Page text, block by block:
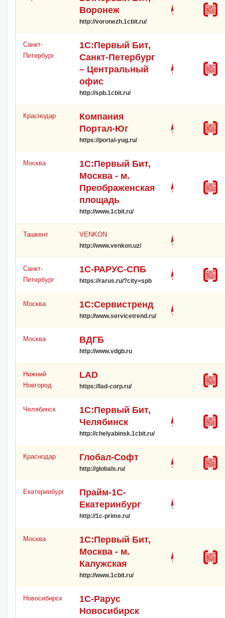
Воронеж
http://voronezh.1cbit.ru/
Санкт-
Петербург
1С:Первый Бит,
Санкт-Петербург
– Центральный
офис
http://spb.1cbit.ru/
Краснодар
Компания
Портал-Юг
https://portal-yug.ru/
Москва
1С:Первый Бит,
Москва - м.
Преображенская
площадь
http://www.1cbit.ru/
Ташкент VENKON
http://www.venkon.uz/
Санкт-
Петербург
1С-РАРУС-СПБ
https://rarus.ru/?city=spb
Москва 1С:Сервистренд
http://www.servicetrend.ru/
Москва ВДГБ
http://www.vdgb.ru
Нижний
Новгород
LAD
https://lad-corp.ru/
Челябинск
1С:Первый Бит,
Челябинск
http://chelyabinsk.1cbit.ru/
Краснодар Глобал-Софт
http://globals.ru/
Екатеринбург
Прайм-1С-
Екатеринбург
http://1c-prime.ru/
Москва
1С:Первый Бит,
Москва - м.
Калужская
http://www.1cbit.ru/
Новосибирск
1С-Рарус
Новосибирск